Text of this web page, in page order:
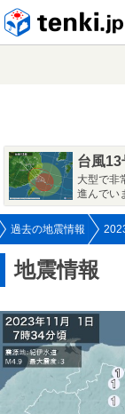
台風13
大型で非
進んでい
過去の地震情報
地震情報